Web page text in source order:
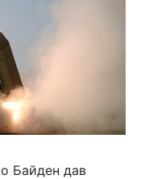
Байден дав